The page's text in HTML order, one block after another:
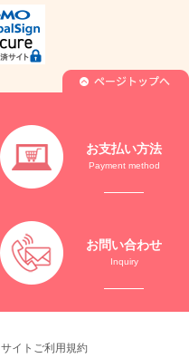
お支払い方法
Payment method
お問い合わせ
Inquiry
サイトご利用規約